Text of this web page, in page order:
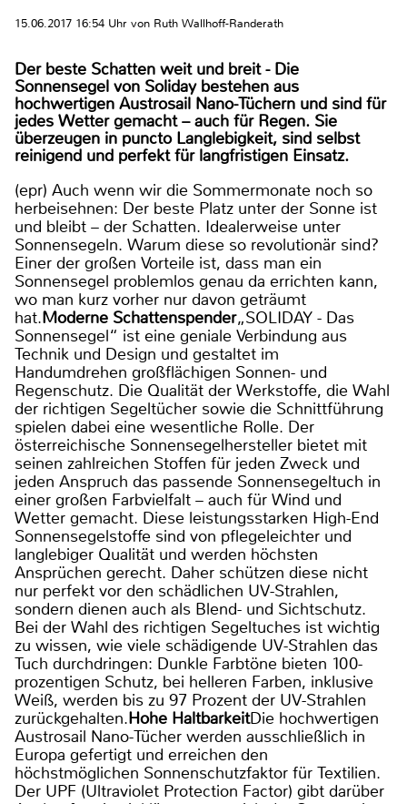
15.06.2017 16:54 Uhr von Ruth Wallhoff-Randerath
Der beste Schatten weit und breit - Die
Sonnensegel von Soliday bestehen aus
hochwertigen Austrosail Nano-Tüchern und sind für
jedes Wetter gemacht – auch für Regen. Sie
überzeugen in puncto Langlebigkeit, sind selbst
reinigend und perfekt für langfristigen Einsatz.
(epr) Auch wenn wir die Sommermonate noch so
herbeisehnen: Der beste Platz unter der Sonne ist
und bleibt – der Schatten. Idealerweise unter
Sonnensegeln. Warum diese so revolutionär sind?
Einer der großen Vorteile ist, dass man ein
Sonnensegel problemlos genau da errichten kann,
wo man kurz vorher nur davon geträumt
hat.Moderne Schattenspender„SOLIDAY - Das
Sonnensegel“ ist eine geniale Verbindung aus
Technik und Design und gestaltet im
Handumdrehen großflächigen Sonnen- und
Regenschutz. Die Qualität der Werkstoffe, die Wahl
der richtigen Segeltücher sowie die Schnittführung
spielen dabei eine wesentliche Rolle. Der
österreichische Sonnensegelhersteller bietet mit
seinen zahlreichen Stoffen für jeden Zweck und
jeden Anspruch das passende Sonnensegeltuch in
einer großen Farbvielfalt – auch für Wind und
Wetter gemacht. Diese leistungsstarken High-End
Sonnensegelstoffe sind von pflegeleichter und
langlebiger Qualität und werden höchsten
Ansprüchen gerecht. Daher schützen diese nicht
nur perfekt vor den schädlichen UV-Strahlen,
sondern dienen auch als Blend- und Sichtschutz.
Bei der Wahl des richtigen Segeltuches ist wichtig
zu wissen, wie viele schädigende UV-Strahlen das
Tuch durchdringen: Dunkle Farbtöne bieten 100-
prozentigen Schutz, bei helleren Farben, inklusive
Weiß, werden bis zu 97 Prozent der UV-Strahlen
zurückgehalten.Hohe HaltbarkeitDie hochwertigen
Austrosail Nano-Tücher werden ausschließlich in
Europa gefertigt und erreichen den
höchstmöglichen Sonnenschutzfaktor für Textilien.
Der UPF (Ultraviolet Protection Factor) gibt darüber